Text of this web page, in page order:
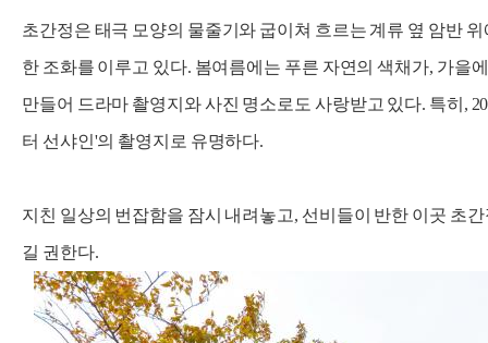
초간정은 태극 모양의 물줄기와 굽이쳐 흐르는 계류 옆 암반
한 조화를 이루고 있다. 봄여름에는 푸른 자연의 색채가, 가을
만들어 드라마 촬영지와 사진 명소로도 사랑받고 있다. 특히,
터 선샤인'의 촬영지로 유명하다.
지친 일상의 번잡함을 잠시 내려놓고, 선비들이 반한 이곳 초
길 권한다.